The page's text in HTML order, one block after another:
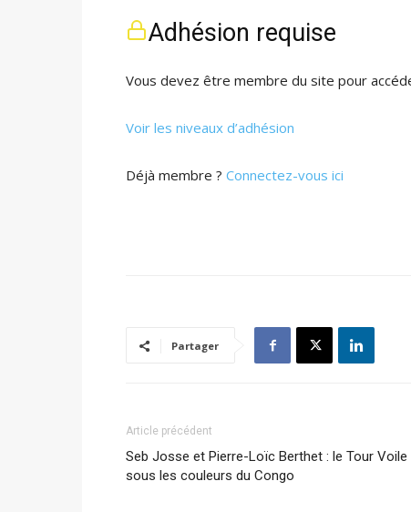
Adhésion requise
Vous devez être membre du site pour
Voir les niveaux d’adhésion
Déjà membre ? Connectez-vous ici
Partager
Article précédent
Seb Josse et Pierre-Loïc Berthet : le Tour Voile
sous les couleurs du Congo